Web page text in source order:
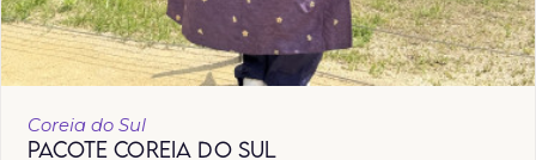
Coreia do Sul
PACOTE COREIA DO SUL